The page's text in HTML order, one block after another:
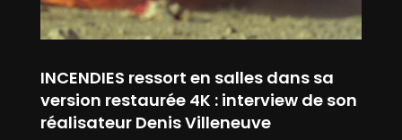
INCENDIES ressort en salles dans sa
version restaurée 4K : interview de son
réalisateur Denis Villeneuve